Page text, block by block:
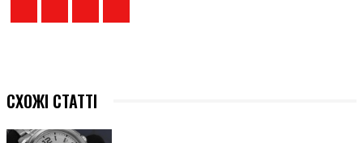
СХОЖІ СТАТТІ